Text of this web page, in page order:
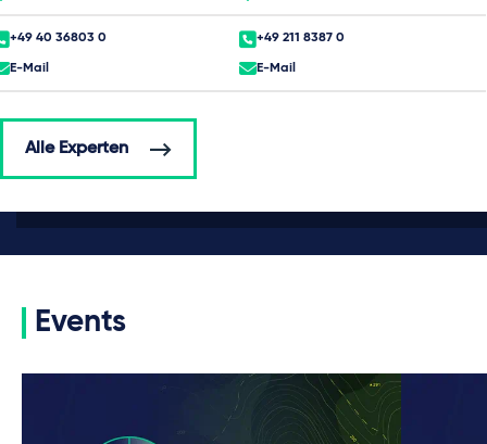
+49 40 36803 0
E-Mail
+49 211 8387 0
E-Mail
Alle Experten
Events